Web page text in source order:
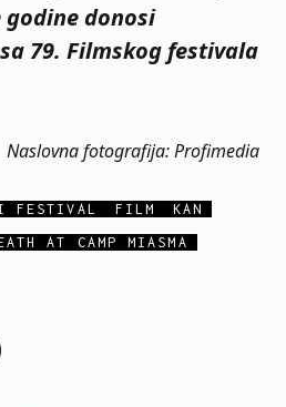
godine donosi
79. Filmskog festivala
Naslovna fotografija: Profimedia
FILM
KAN
AT CAMP MIASMA